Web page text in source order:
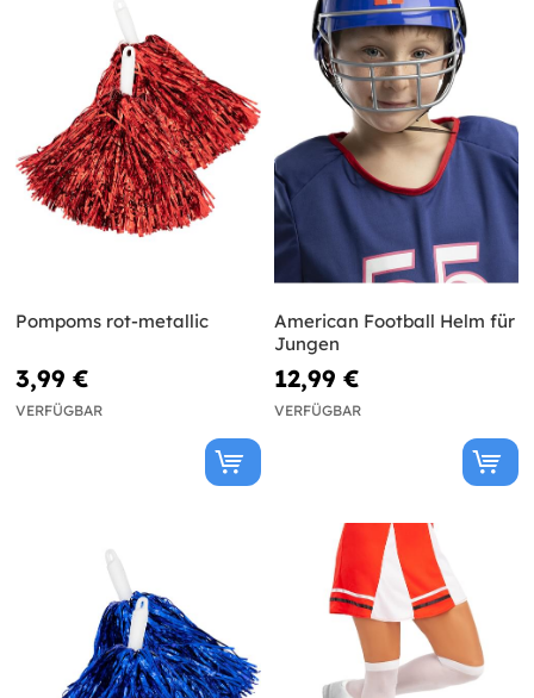
Pompoms rot-metallic
3,99 €
VERFÜGBAR
American Football Helm für
Jungen
12,99 €
VERFÜGBAR